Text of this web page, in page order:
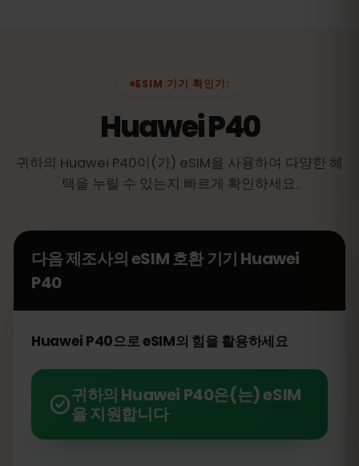
ESIM 기기 확인기:
Huawei P40
귀하의 Huawei P40이(가) eSIM을 사용하여 다양한 혜
택을 누릴 수 있는지 빠르게 확인하세요.
다음 제조사의 eSIM 호환 기기 Huawei
P40
Huawei P40으로 eSIM의 힘을 활용하세요
귀하의 Huawei P40은(는) eSIM
을 지원합니다